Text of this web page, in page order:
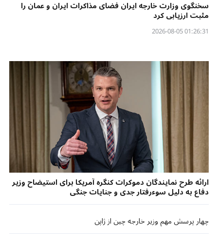
سخنگوی وزارت خارجه ایران فضای مذاکرات ایران و عمان را
مثبت ارزیابی کرد
01:26:31 2026-08-05
ارائه طرح نمایندگان دموکرات کنگره آمریکا برای استیضاح وزیر
دفاع به دلیل سوءرفتار جدی و جنایات جنگی
چهار پرسش مهم وزیر خارجه چین از ژاپن